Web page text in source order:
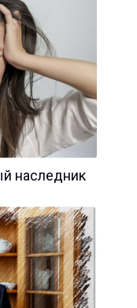
наследник